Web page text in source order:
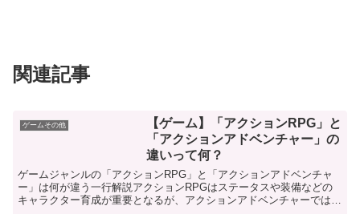
関連記事
ゲームその他
【ゲーム】「アクションRPG」と
「アクションアドベンチャー」の
違いって何？
ゲームジャンルの「アクションRPG」と「アクションアドベンチャ
ー」は何が違う一行解説アクションRPGはステータスや装備などの
キャラクター育成が重要となるが、アクションアドベンチャーでは育